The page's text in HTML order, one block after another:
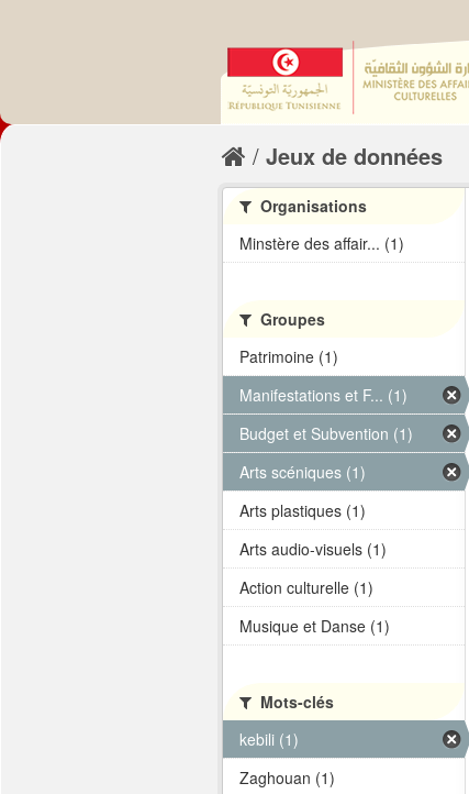
Jeux de données
Organisations
Minstère des affair... (1)
Groupes
Patrimoine (1)
Manifestations et F... (1)
Budget et Subvention (1)
Arts scéniques (1)
Arts plastiques (1)
Arts audio-visuels (1)
Action culturelle (1)
Musique et Danse (1)
Mots-clés
kebili (1)
Zaghouan (1)